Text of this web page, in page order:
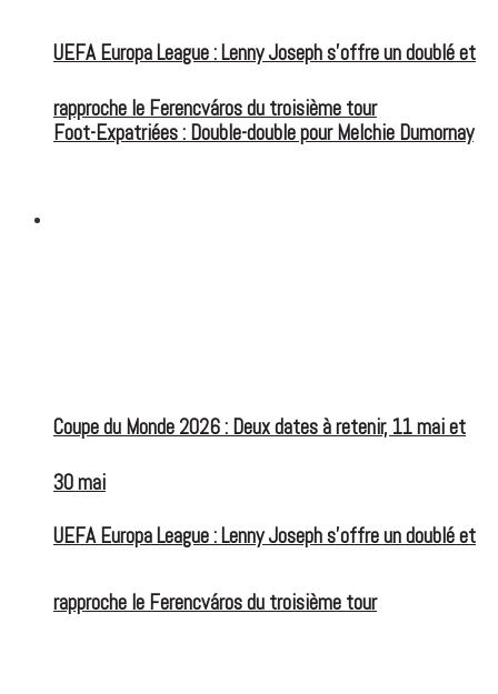
Foot-Expatriées : Double-double pour Melchie Dumornay
UEFA Europa League : Lenny Joseph s’offre un doublé et
rapproche le Ferencváros du troisième tour
UEFA Europa League : Lenny Joseph s’offre un doublé et
rapproche le Ferencváros du troisième tour
Coupe du Monde 2026 : Deux dates à retenir, 11 mai et
30 mai